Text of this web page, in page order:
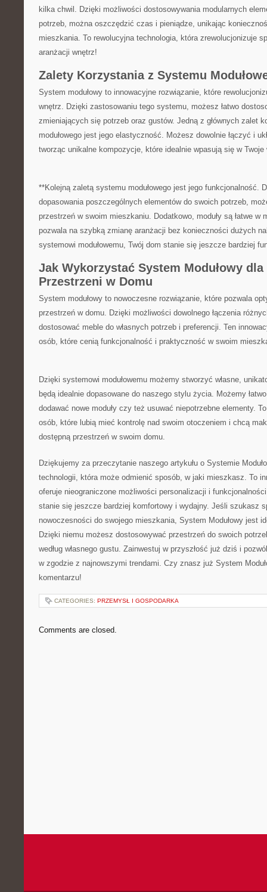
kilka chwil. Dzięki możliwości dostosowywania modularnych
potrzeb, można oszczędzić czas i pieniądze, unikając
mieszkania. To rewolucyjna technologia, która zrewolucjonizuje
aranżacji​ wnętrz!
Zalety Korzystania z Systemu
System modułowy‌ to innowacyjne rozwiązanie, które
wnętrz. Dzięki zastosowaniu tego systemu, możesz łatwo
zmieniających się potrzeb oraz‌ gustów. Jedną⁣ z głównych​ zalet
modułowego jest jego elastyczność.⁤ Możesz dowolnie ‌łączyć i
tworząc unikalne kompozycje, które idealnie wpasują się w Twoje
**Kolejną zaletą systemu modułowego jest jego funkcjonalność.
dopasowania poszczególnych elementów⁢ do swoich potrzeb,
przestrzeń w swoim mieszkaniu. ⁤Dodatkowo, moduły są łatwe ‍w
pozwala na szybką zmianę aranżacji bez konieczności dużych
systemowi modułowemu, ​Twój dom stanie się jeszcze bardziej
Jak Wykorzystać System Modułowy
Przestrzeni w Domu
System modułowy to nowoczesne‍ rozwiązanie, które​ pozwala
przestrzeń w domu. Dzięki możliwości dowolnego łączenia
⁢dostosować meble do własnych potrzeb i preferencji. Ten
⁣osób, które cenią funkcjonalność i praktyczność w swoim⁢
Dzięki systemowi modułowemu‍ możemy stworzyć własne,
będą idealnie dopasowane do naszego stylu życia. ‌Możemy
dodawać nowe ‍moduły czy też usuwać niepotrzebne elementy.
osób, które lubią mieć kontrolę nad swoim otoczeniem i chcą
dostępną przestrzeń⁤ w swoim domu.
Dziękujemy za przeczytanie naszego artykułu o Systemie
technologii, która może odmienić sposób, w jaki mieszkasz. ⁣To
oferuje nieograniczone możliwości personalizacji i
stanie się ⁤jeszcze bardziej komfortowy i wydajny. Jeśli szukasz
nowoczesności ​do swojego mieszkania, System Modułowy jest
Dzięki niemu możesz dostosowywać przestrzeń do swoich
według własnego gustu. Zainwestuj w przyszłość już dziś i
w⁤ zgodzie z najnowszymi trendami. Czy znasz już System
komentarzu!
CATEGORIES: PRZEMYSŁ I GOSPODARKA
Comments are closed.